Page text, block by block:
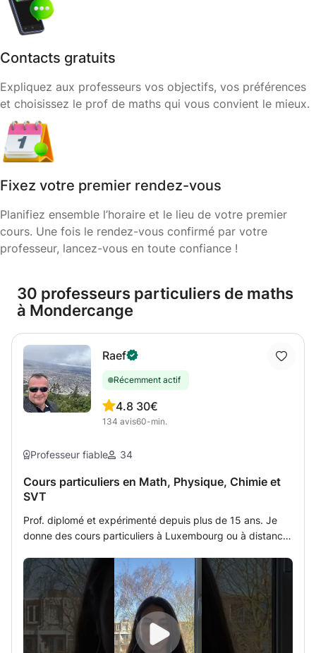
Contacts gratuits
Expliquez aux professeurs vos objectifs, vos préférences
et choisissez le prof de maths qui vous convient le mieux.
Fixez votre premier rendez-vous
Planifiez ensemble l’horaire et le lieu de votre premier
cours. Une fois le rendez-vous confirmé par votre
professeur, lancez-vous en toute confiance !
30 professeurs particuliers de maths
à Mondercange
Raef
Récemment actif
4.8
134 avis
30€
60-min.
Professeur fiable 34
Cours particuliers en Math, Physique, Chimie et
SVT
Prof. diplomé et expérimenté depuis plus de 15 ans. Je
donne des cours particuliers à Luxembourg ou à distance
PROFESSIONNELLE TRES MODERNISEE qui fonctionne en
cliquant au link que j'envoie par Zoom ou Skype et qui
sert comme tableau équipé des outils sur lequel on peut
écrire tous les deux, projetter le devoir à corriger,
expliquer et sauvegarder le travail). La conversation
s'effectue par Zoom ou Skype. Les cours de math,